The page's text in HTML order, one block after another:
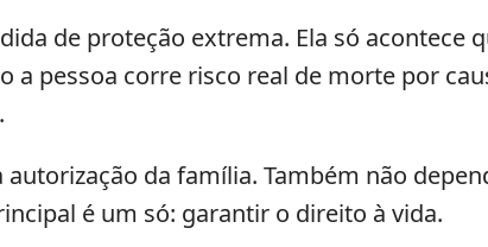
de proteção extrema. Ela só acontece
a pessoa corre risco real de morte por
autorização da família. Também não
é um só: garantir o direito à vida.